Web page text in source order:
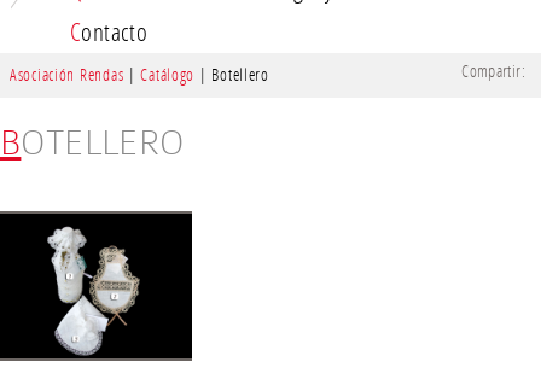
ASOCIACIÓN RENDAS
Volver a la página del MECAM
Contacto
Asociación Rendas |Catálogo | Botellero Compartir:
BOTELLERO